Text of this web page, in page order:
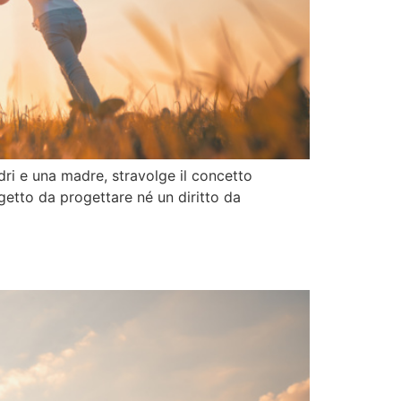
e una madre, stravolge il concetto
da progettare né un diritto da